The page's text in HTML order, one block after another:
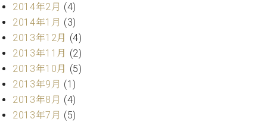
わ
せ
ア
ー
テ
ス
2014年2月 (4)
2014年1月 (3)
2013年12月 (4)
2013年11月 (2)
2013年10月 (5)
2013年9月 (1)
2013年8月 (4)
2013年7月 (5)